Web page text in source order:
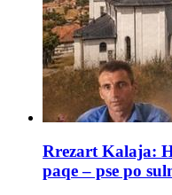
Rrezart Kalaja:
paqe – pse po